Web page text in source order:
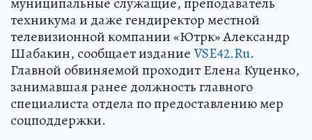
техникума и даже гендиректор местной
телевизионной компании «Ютрк» Александр
Шабакин, сообщает изданиеVSE42.Ru.
Главной обвиняемой проходит Елена Куценко,
занимавшая ранее должность главного
специалиста отдела по предоставлению мер
соцподдержки.